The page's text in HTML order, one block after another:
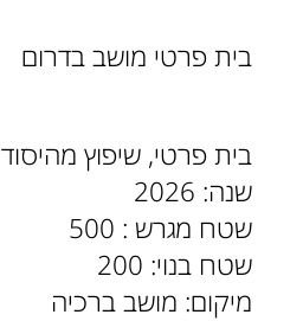
בית פרטי, שיפוץ מהיסוד
שנה: 2026
שטח מגרש : 500
שטח בנוי: 200
מיקום: מושב ברכיה
בית פרטי מושב בדרום